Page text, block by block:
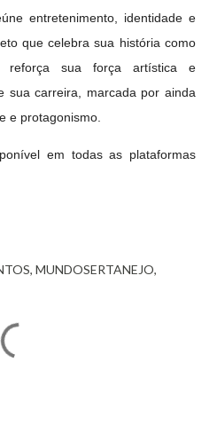
entretenimento, identidade e
que celebra sua história como
reforça sua força artística e
sua carreira, marcada por ainda
e protagonismo.
em todas as plataformas
MUNDOSERTANEJO